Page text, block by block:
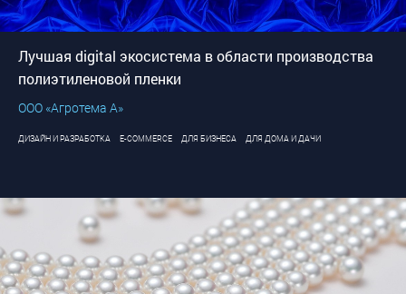
Лучшая digital экосистема в области производства
полиэтиленовой пленки
ООО «Агротема А»
ДИЗАЙН И РАЗРАБОТКА E-COMMERCE ДЛЯ БИЗНЕСА ДЛЯ ДОМА И ДАЧИ